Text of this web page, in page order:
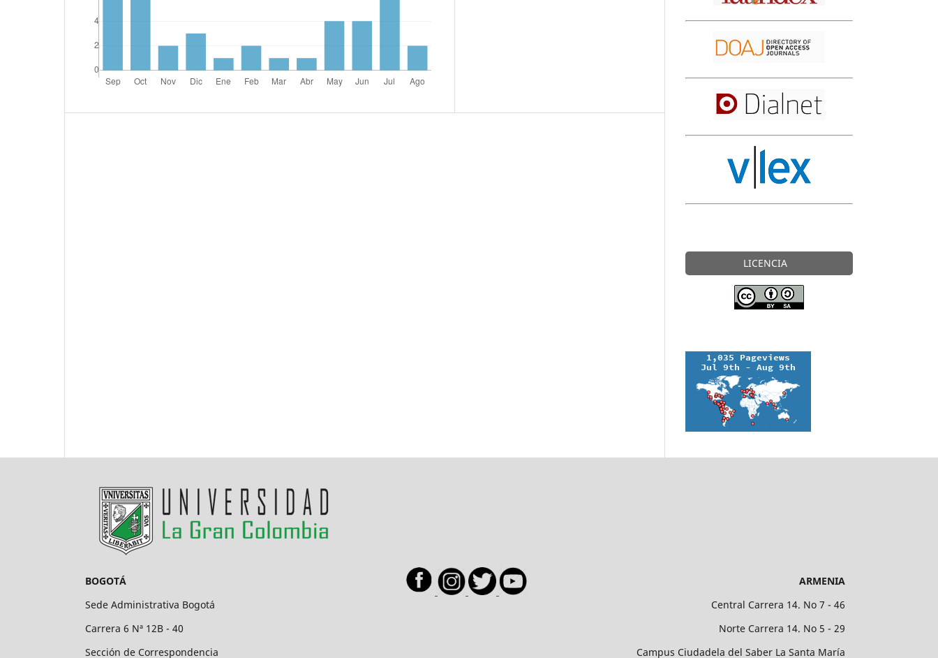
LICENCIA
BOGOTÁ
Sede Administrativa Bogotá
Carrera 6 Nª 12B - 40
Sección de Correspondencia
ARMENIA
Central Carrera 14. No 7 - 46
Norte Carrera 14. No 5 - 29
Campus Ciudadela del Saber La Santa María